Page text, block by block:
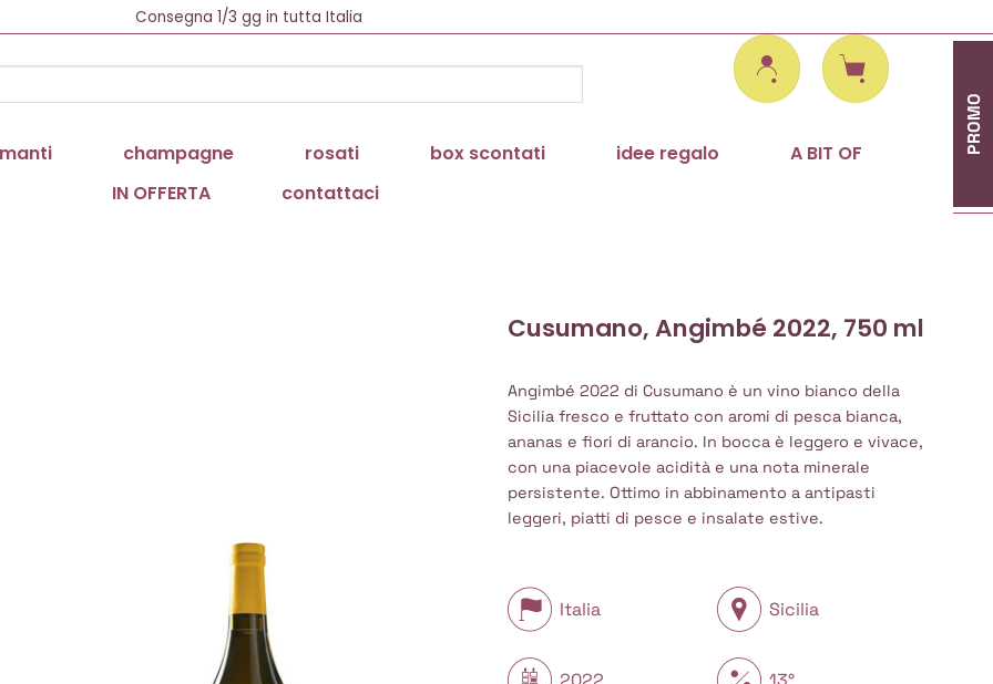
Spedizione Gratuita oltre 69 €
Consegna 1/3 gg in tutta Italia
Newsletter = 5% di Sconto!
champagne rosati box scontati idee regalo
A BIT OF
IN OFFERTA
contattaci
PROMO
Cusumano, Angimbé 2022, 750 ml
Angimbé 2022 di Cusumano è un vino bianco della
Sicilia fresco e fruttato con aromi di pesca bianca,
ananas e fiori di arancio. In bocca è leggero e vivace,
con una piacevole acidità e una nota minerale
persistente. Ottimo in abbinamento a antipasti
leggeri, piatti di pesce e insalate estive.
Italia Sicilia